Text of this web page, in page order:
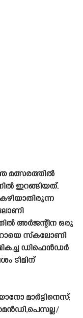
മത്സരത്തിൽ
ഇറങ്ങിയത്.
അർജന്റീന ഒരു
സ്‌കലോണി
ഡിഫെൻഡർ
ടീമിന്
മാർട്ടിനെസ്;